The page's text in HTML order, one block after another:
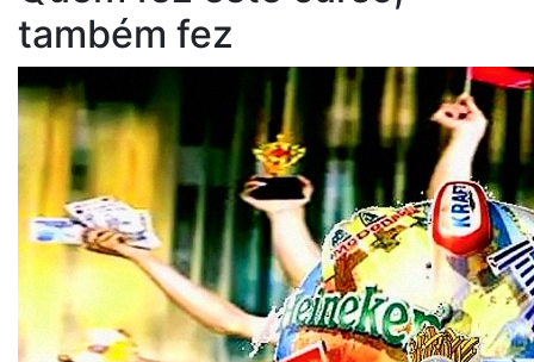
também fez